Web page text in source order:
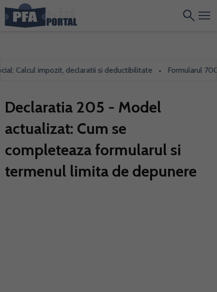
impozit, declaratii si deductibilitate • Formularul 700,
Declaratia 205 - Model
actualizat: Cum se
completeaza formularul si
termenul limita de depunere